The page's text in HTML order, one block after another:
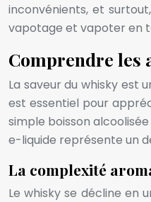
inconvénients, et
vapotage et vapoter en
Comprendre les
La saveur du whisky est
est essentiel pour
simple boisson
e-liquide représente un
La complexité
Le whisky se décline en